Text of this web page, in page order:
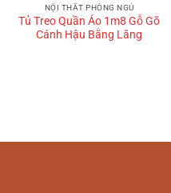
NỘI THẤT PHÒNG NGỦ
Tủ Treo Quần Áo 1m8 Gỗ Gõ
Cánh Hậu Bằng Lăng